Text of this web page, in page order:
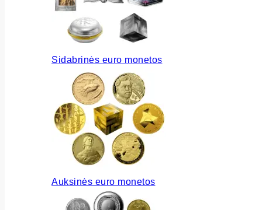
Sidabrinės euro monetos
Auksinės euro monetos